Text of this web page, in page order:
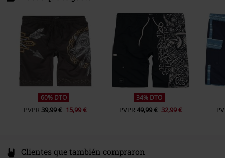
Germany
www.emp.de
60% DTO
PVPR39,99 € 15,99 €
34% DTO
PVPR49,99 € 32,99 €
Clientes que también compraron